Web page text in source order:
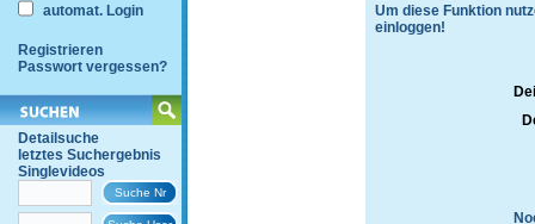
automat. Login
Registrieren
Passwort vergessen?
Detailsuche
letztes Suchergebnis
Singlevideos
Um diese Funktion
einloggen!